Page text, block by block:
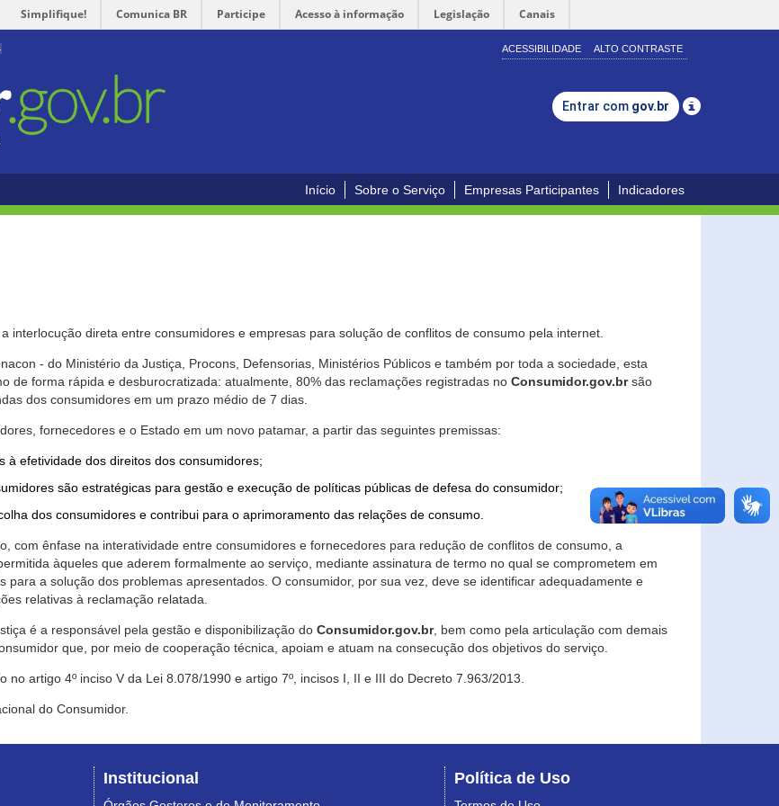
Simplifique! Comunica BR Participe Acesso à informação Legislação Canais
ACESSIBILIDADE ALTO CONTRASTE
Entrar com gov.br
Início Sobre o Serviço Empresas Participantes Indicadores
interlocução direta entre consumidores e empresas para solução de conflitos de consumo pela internet.
- do Ministério da Justiça, Procons, Defensorias, Ministérios Públicos e também por toda a sociedade, esta
de forma rápida e desburocratizada: atualmente, 80% das reclamações registradas no Consumidor.gov.brsão
dos consumidores em um prazo médio de 7 dias.
fornecedores e o Estado em um novo patamar, a partir das seguintes premissas:
à efetividade dos direitos dos consumidores;
são estratégicas para gestão e execução de políticas públicas de defesa do consumidor;
dos consumidores e contribui para o aprimoramento das relações de consumo.
com ênfase na interatividade entre consumidores e fornecedores para redução de conflitos de consumo, a
àqueles que aderem formalmente ao serviço, mediante assinatura de termo no qual se comprometem em
para a solução dos problemas apresentados. O consumidor, por sua vez, deve se identificar adequadamente e
relativas à reclamação relatada.
é a responsável pela gestão e disponibilização do Consumidor.gov.br, bem como pela articulação com demais
que, por meio de cooperação técnica, apoiam e atuam na consecução dos objetivos do serviço.
artigo 4º inciso V da Lei 8.078/1990 e artigo 7º, incisos I, II e III do Decreto 7.963/2013.
do Consumidor.
Institucional Política de Uso